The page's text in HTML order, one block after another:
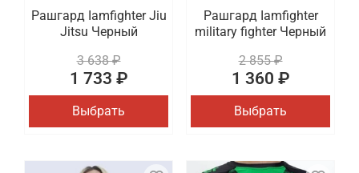
Рашгард Iamfighter Jiu
Jitsu Черный
3 638 ₽
1 733 ₽
Выбрать
Рашгард Iamfighter
military fighter Черный
2 855 ₽
1 360 ₽
Выбрать